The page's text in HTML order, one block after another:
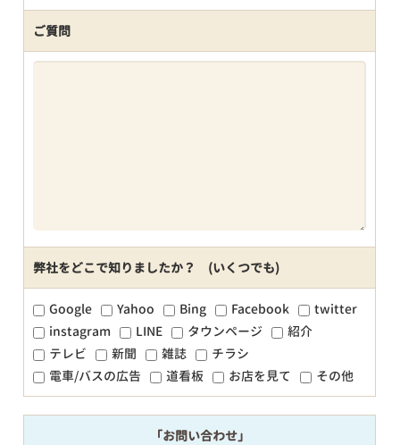
ご質問
弊社をどこで知りましたか？ (いくつでも)
Google Yahoo Bing Facebook
twitter
instagram
LINE タウンページ
紹介
テレビ
新聞 雑誌
チラシ
電車/バスの広告
道看板 お店を見て その他
「お問い合わせ」